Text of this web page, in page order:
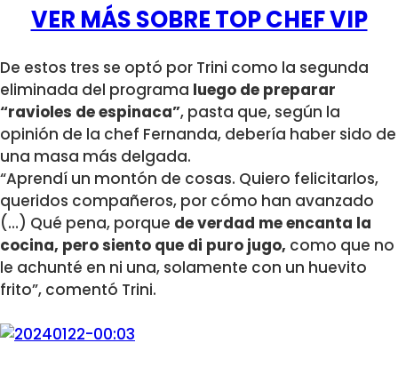
VER MÁS SOBRE TOP CHEF VIP
De estos tres se optó por Trini como la segunda
eliminada del programa luego de preparar
“ravioles de espinaca”, pasta que, según la
opinión de la chef Fernanda, debería haber sido de
una masa más delgada.
“Aprendí un montón de cosas. Quiero felicitarlos,
queridos compañeros, por cómo han avanzado
(…) Qué pena, porque de verdad me encanta la
cocina, pero siento que di puro jugo, como que no
le achunté en ni una, solamente con un huevito
frito”, comentó Trini.